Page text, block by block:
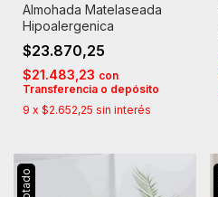
Almohada Matelaseada
Hipoalergenica
$23.870,25
$21.483,23 con
Transferencia o depósito
9 x $2.652,25 sin interés